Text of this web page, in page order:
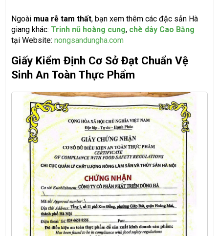
Ngoài mua rễ tam thất, bạn xem thêm các đặc sản Hà
giang khác: Trinh nũ hoàng cung, chè dây Cao Bằng
tại Website: nongsandungha.com
Giấy Kiểm Định Cơ Sở Đạt Chuẩn Vệ
Sinh An Toàn Thực Phẩm